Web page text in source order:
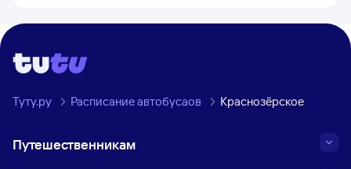
Туту.ру Расписание автобусаов Краснозёрское
Путешественникам